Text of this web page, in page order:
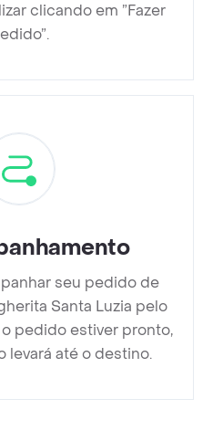
clicando em ”Fazer
seu pedido de
Santa Luzia pelo
pedido estiver pronto,
levará até o destino.